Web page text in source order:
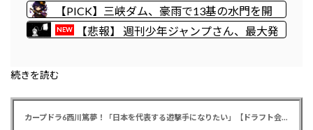
ク試射を批判「周辺の安全保障上の脅威を口
実に再軍備を加速している」
【PICK】三峡ダム、豪雨で13基の水門を開
き大規模放流開始か 下流の工場地帯に洪水流
NEW
【悲報】 週刊少年ジャンプさん、最大発
続きを読む
カープドラ6西川篤夢！「日本を代表する遊撃手になりたい」【ドラフト会議2025】